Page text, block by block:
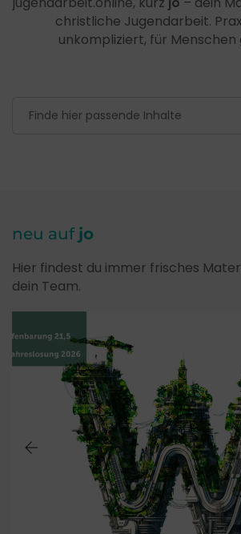
christliche Jugendarbeit.
unkompliziert, für
neu auf jo
Hier findest du immer frisches
dein Team.